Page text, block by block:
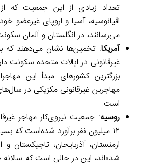
تعداد زیادی از این جمعیت که
اقیانوسیه، آسیا و اروپای غیرعضو
می‌رسانند، در انگلستان و آلمان
آمریکا
غیرقانونی در ایالات متحده سکونت
بزرگترین کشورهای مبدأ این
مهاجرین غیرقانونی مکزیکی در
است.
روسیه
۱۲ میلیون نفر برآورد شده‌است که
ارمنستان، آذربایجان،‌ تاجیکستان